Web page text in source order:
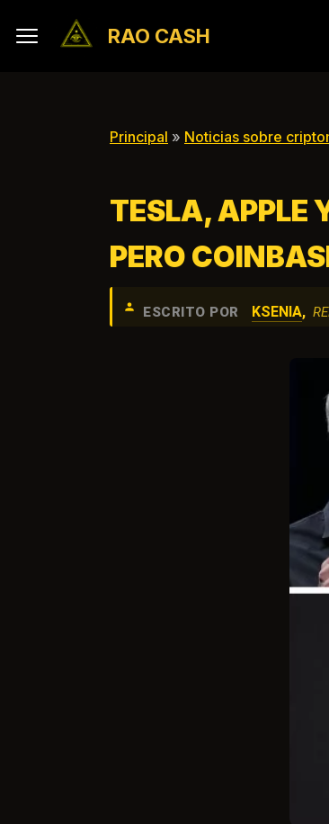
RAO CASH
Principal » Noticias sobre
TESLA, APPLE
PERO
ESCRITO POR KSENIA,